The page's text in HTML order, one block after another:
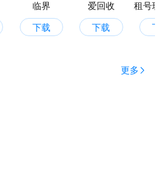
临界
下载
爱回收
下载
更多